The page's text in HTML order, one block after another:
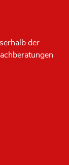
der